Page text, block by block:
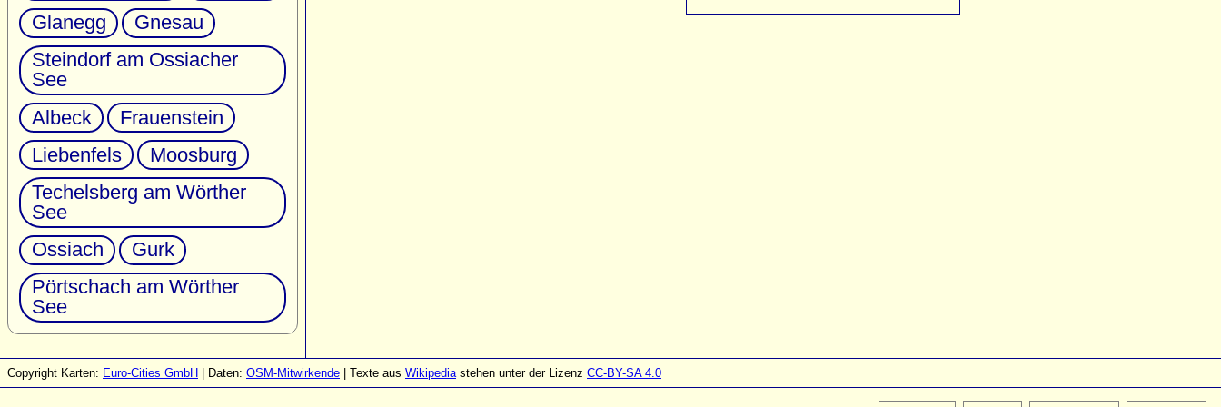
Glanegg
Gnesau
Steindorf am Ossiacher
See
Albeck
Frauenstein
Liebenfels
Moosburg
Techelsberg am Wörther
See
Ossiach
Gurk
Pörtschach am Wörther
See
Copyright Karten: Euro-Cities GmbH | Daten: OSM-Mitwirkende | Texte aus Wikipediastehen unter der Lizenz CC-BY-SA 4.0